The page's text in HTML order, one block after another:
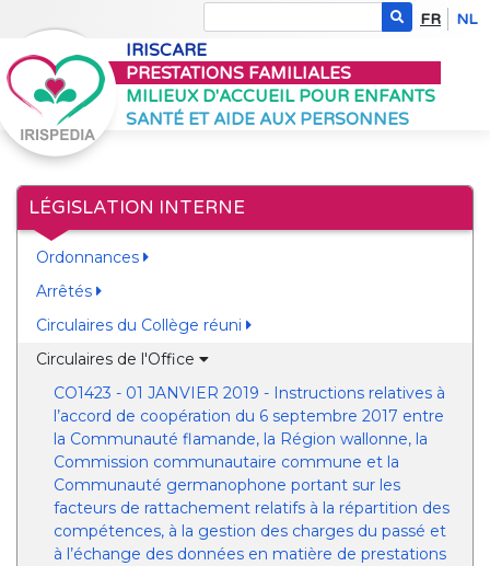
FR NL
IRISCARE
PRESTATIONS FAMILIALES
MILIEUX D'ACCUEIL POUR ENFANTS
SANTÉ ET AIDE AUX PERSONNES
LÉGISLATION INTERNE
Ordonnances
Arrêtés
Circulaires du Collège réuni
Circulaires de l'Office
CO1423 - 01 JANVIER 2019 - Instructions relatives à
l’accord de coopération du 6 septembre 2017 entre
la Communauté flamande, la Région wallonne, la
Commission communautaire commune et la
Communauté germanophone portant sur les
facteurs de rattachement relatifs à la répartition des
compétences, à la gestion des charges du passé et
à l’échange des données en matière de prestations